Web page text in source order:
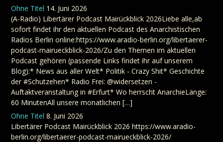
Ohne Titel 14. Juni 2026
(A-Radio) Libertärer Podcast Mairückblick 2026Liebe alle,ab
sofort findet ihr den aktuellen Podcast des Anarchistischen
Radios Berlin online:https://www.aradio-berlin.org/libertaerer-
podcast-mairueckblick-2026/Zu den Themen im aktuellen
Podcast gehören (passende Links findet ihr auf unserem
Blog):* News aus aller Welt* Politik - Crazy Shit* Geschichte
der #Schutzehen* Radio Frei: @widersetzen -
Auftaktveranstaltung in #Erfurt* Wo herrscht AnarchieLänge:
60 MinutenAll unsere monatlichen […]
Ohne Titel 8. Juni 2026
Libertärer Podcast Mairückblick 2026 https://www.aradio-
berlin.org/libertaerer-podcast-mairueckblick-2026/